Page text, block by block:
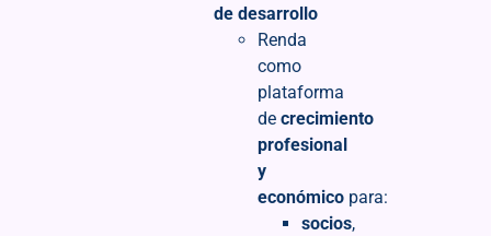
de desarrollo
Renda
como
plataforma
de crecimiento
profesional
y
económico para:
socios,